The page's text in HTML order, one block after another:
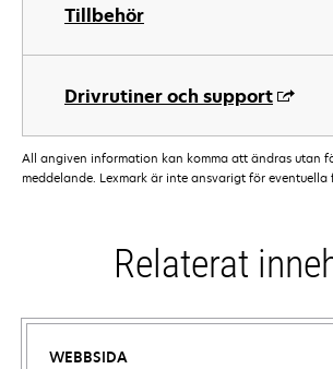
Tillbehör
Drivrutiner och support
All angiven information kan komma att ändras utan
meddelande. Lexmark är inte ansvarigt för eventuella
Relaterat
WEBBSIDA